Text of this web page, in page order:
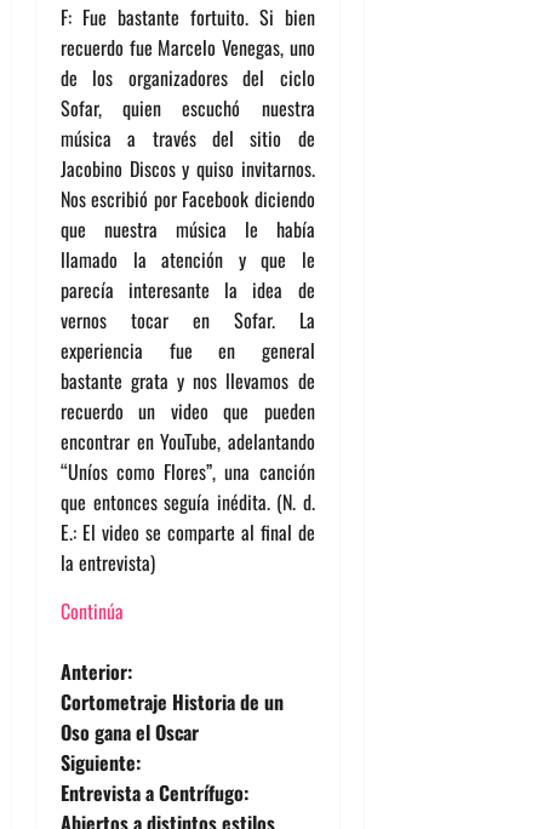
F: Fue bastante fortuito. Si bien
recuerdo fue Marcelo Venegas, uno
de los organizadores del ciclo
Sofar, quien escuchó nuestra
música a través del sitio de
Jacobino Discos y quiso invitarnos.
Nos escribió por Facebook diciendo
que nuestra música le había
llamado la atención y que le
parecía interesante la idea de
vernos tocar en Sofar. La
experiencia fue en general
bastante grata y nos llevamos de
recuerdo un video que pueden
encontrar en YouTube, adelantando
“Uníos como Flores”, una canción
que entonces seguía inédita. (N. d.
E.: El video se comparte al final de
la entrevista)
Continúa
N
a
v
Anterior:
Cortometraje Historia de un
Oso gana el Oscar
Siguiente:
Entrevista a Centrífugo:
Abiertos a distintos estilos